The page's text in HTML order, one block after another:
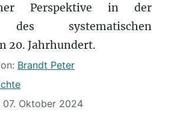
Perspektive in der
des systematischen
20. Jahrhundert.
Brandt Peter
Oktober 2024